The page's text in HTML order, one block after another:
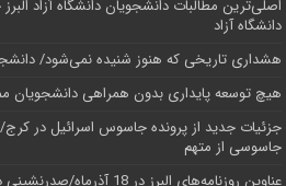
اصلی‌ترین مطالبات دانشجویان دانشگاه آزاد
دانشگاه آز‌اد
هشداری تاریخی که هنوز شنیده نمی‌شود/
هیچ توسعه پایداری بدون همراهی
جزئیات جدید از پرونده جاسوس اسرائیل در
جاسوسی از متهم
عناوین روزنامه‌های البرز در ‌18 آذرماه/صدرنشینی در ارائه خدمات زایمان بی‌درد